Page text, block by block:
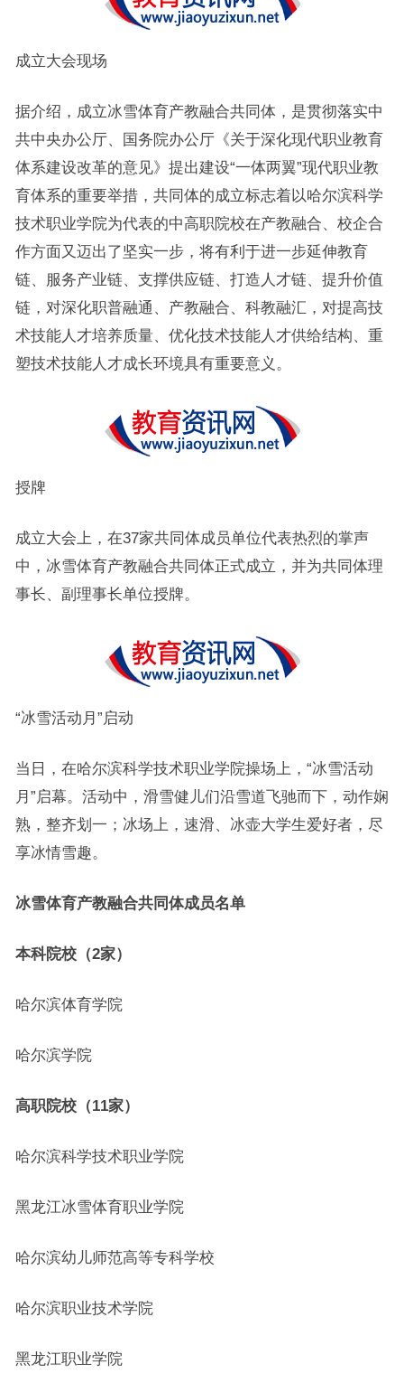
成立大会现场
据介绍，成立冰雪体育产教融合共同体，是贯彻落实中
共中央办公厅、国务院办公厅《关于深化现代职业教育
体系建设改革的意见》提出建设“一体两翼”现代职业教
育体系的重要举措，共同体的成立标志着以哈尔滨科学
技术职业学院为代表的中高职院校在产教融合、校企合
作方面又迈出了坚实一步，将有利于进一步延伸教育
链、服务产业链、支撑供应链、打造人才链、提升价值
链，对深化职普融通、产教融合、科教融汇，对提高技
术技能人才培养质量、优化技术技能人才供给结构、重
塑技术技能人才成长环境具有重要意义。
授牌
成立大会上，在37家共同体成员单位代表热烈的掌声
中，冰雪体育产教融合共同体正式成立，并为共同体理
事长、副理事长单位授牌。
“冰雪活动月”启动
当日，在哈尔滨科学技术职业学院操场上，“冰雪活动
月”启幕。活动中，滑雪健儿们沿雪道飞驰而下，动作娴
熟，整齐划一；冰场上，速滑、冰壶大学生爱好者，尽
享冰情雪趣。
冰雪体育产教融合共同体成员名单
本科院校（2家）
哈尔滨体育学院
哈尔滨学院
高职院校（11家）
哈尔滨科学技术职业学院
黑龙江冰雪体育职业学院
哈尔滨幼儿师范高等专科学校
哈尔滨职业技术学院
黑龙江职业学院